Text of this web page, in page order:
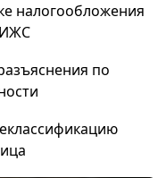
налогообложения
ИЖС
по